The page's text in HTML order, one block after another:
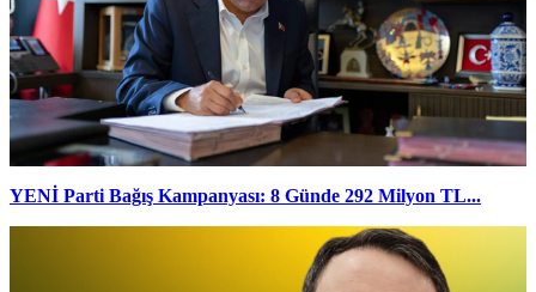
YENİ Parti Bağış Kampanyası: 8 Günde 292 Milyon TL...